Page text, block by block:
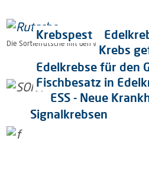
Die Sortierrutsche mit den verschiedenen
Krebspest
Krebs
Edelkrebse für den
Fischbesatz in
ESS - Neue
Signalkrebsen